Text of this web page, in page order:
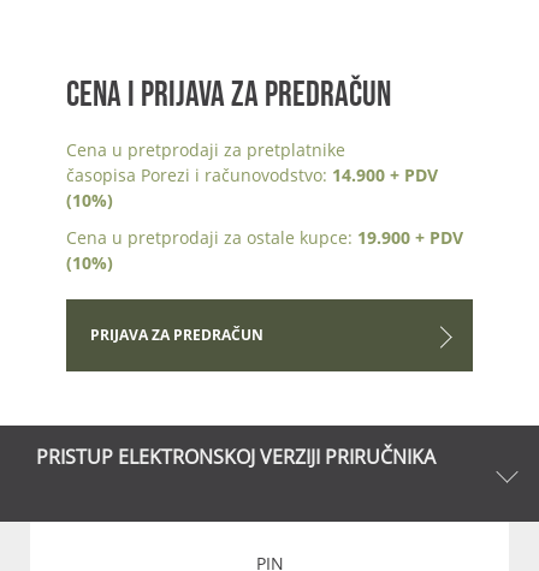
CENA I PRIJAVA ZA PREDRAČUN
Cena u pretprodaji za pretplatnike
časopisa Porezi i računovodstvo: 14.900 + PDV
(10%)
Cena u pretprodaji za ostale kupce: 19.900 + PDV
(10%)
PRIJAVA ZA PREDRAČUN
PRISTUP ELEKTRONSKOJ VERZIJI PRIRUČNIKA
PIN